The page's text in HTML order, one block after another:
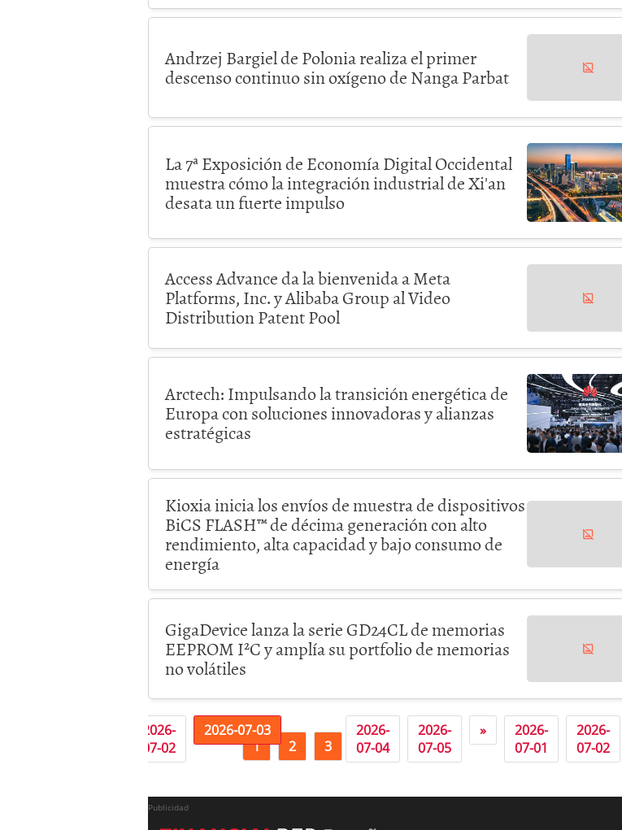
Andrzej Bargiel de Polonia realiza el primer
descenso continuo sin oxígeno de Nanga Parbat
La 7ª Exposición de Economía Digital Occidental
muestra cómo la integración industrial de Xi'an
desata un fuerte impulso
Access Advance da la bienvenida a Meta
Platforms, Inc. y Alibaba Group al Video
Distribution Patent Pool
Arctech: Impulsando la transición energética de
Europa con soluciones innovadoras y alianzas
estratégicas
Kioxia inicia los envíos de muestra de dispositivos
BiCS FLASH™ de décima generación con alto
rendimiento, alta capacidad y bajo consumo de
energía
GigaDevice lanza la serie GD24CL de memorias
EEPROM I²C y amplía su portfolio de memorias
no volátiles
2026-
07-02
2026-07-03
1
2 3 4
2026-
07-04
2026-
07-05
»
2026-
07-01
2026-
07-02
Publicidad